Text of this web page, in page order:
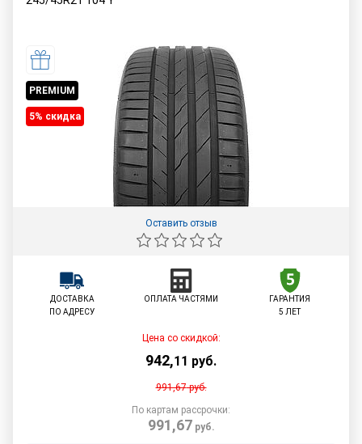
PREMIUM
5% cкидка
Оставить отзыв
ДОСТАВКА
ПО АДРЕСУ
ОПЛАТА ЧАСТЯМИ
ГАРАНТИЯ
5 ЛЕТ
Цена со скидкой:
942,11 руб.
991,67руб.
По картам рассрочки:
991,67 руб.